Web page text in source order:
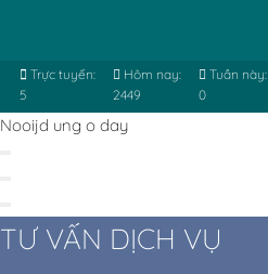
Trực tuyến:
5
Hôm nay:
2449
Tuần này:
0
Nooijd ung o day
TƯ VẤN DỊCH VỤ